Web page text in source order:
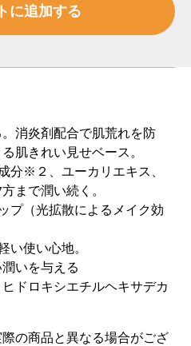
消炎剤配合で肌荒れを防
肌きれい見せベース。
分※２、ユーカリエキス、
まで潤い続く。
プ（光拡散によるメイク効
い使い心地。
いを与える
ドロキシエチルヘキサデカ
の商品と異なる場合がござ